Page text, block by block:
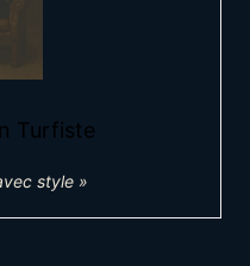
Turfiste
style »